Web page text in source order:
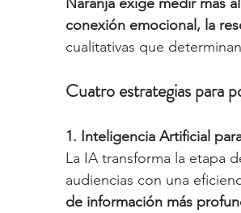
conexión emocional, la
cualitativas que
Cuatro estrategias para
1. Inteligencia Artificial
La IA transforma la etapa
audiencias con una
de información más